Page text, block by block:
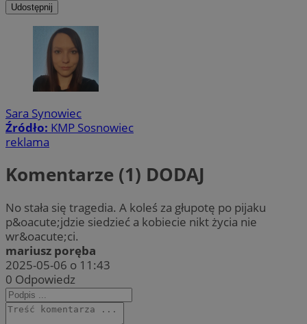
Udostępnij
Sara Synowiec
Źródło: KMP Sosnowiec
reklama
Komentarze (1) DODAJ
No stała się tragedia. A koleś za głupotę po pijaku
p&oacute;jdzie siedzieć a kobiecie nikt życia nie
wr&oacute;ci.
mariusz poręba
2025-05-06 o 11:43
0 Odpowiedz